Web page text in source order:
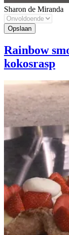
Sharon de Miranda
Rainbow
kokosrasp